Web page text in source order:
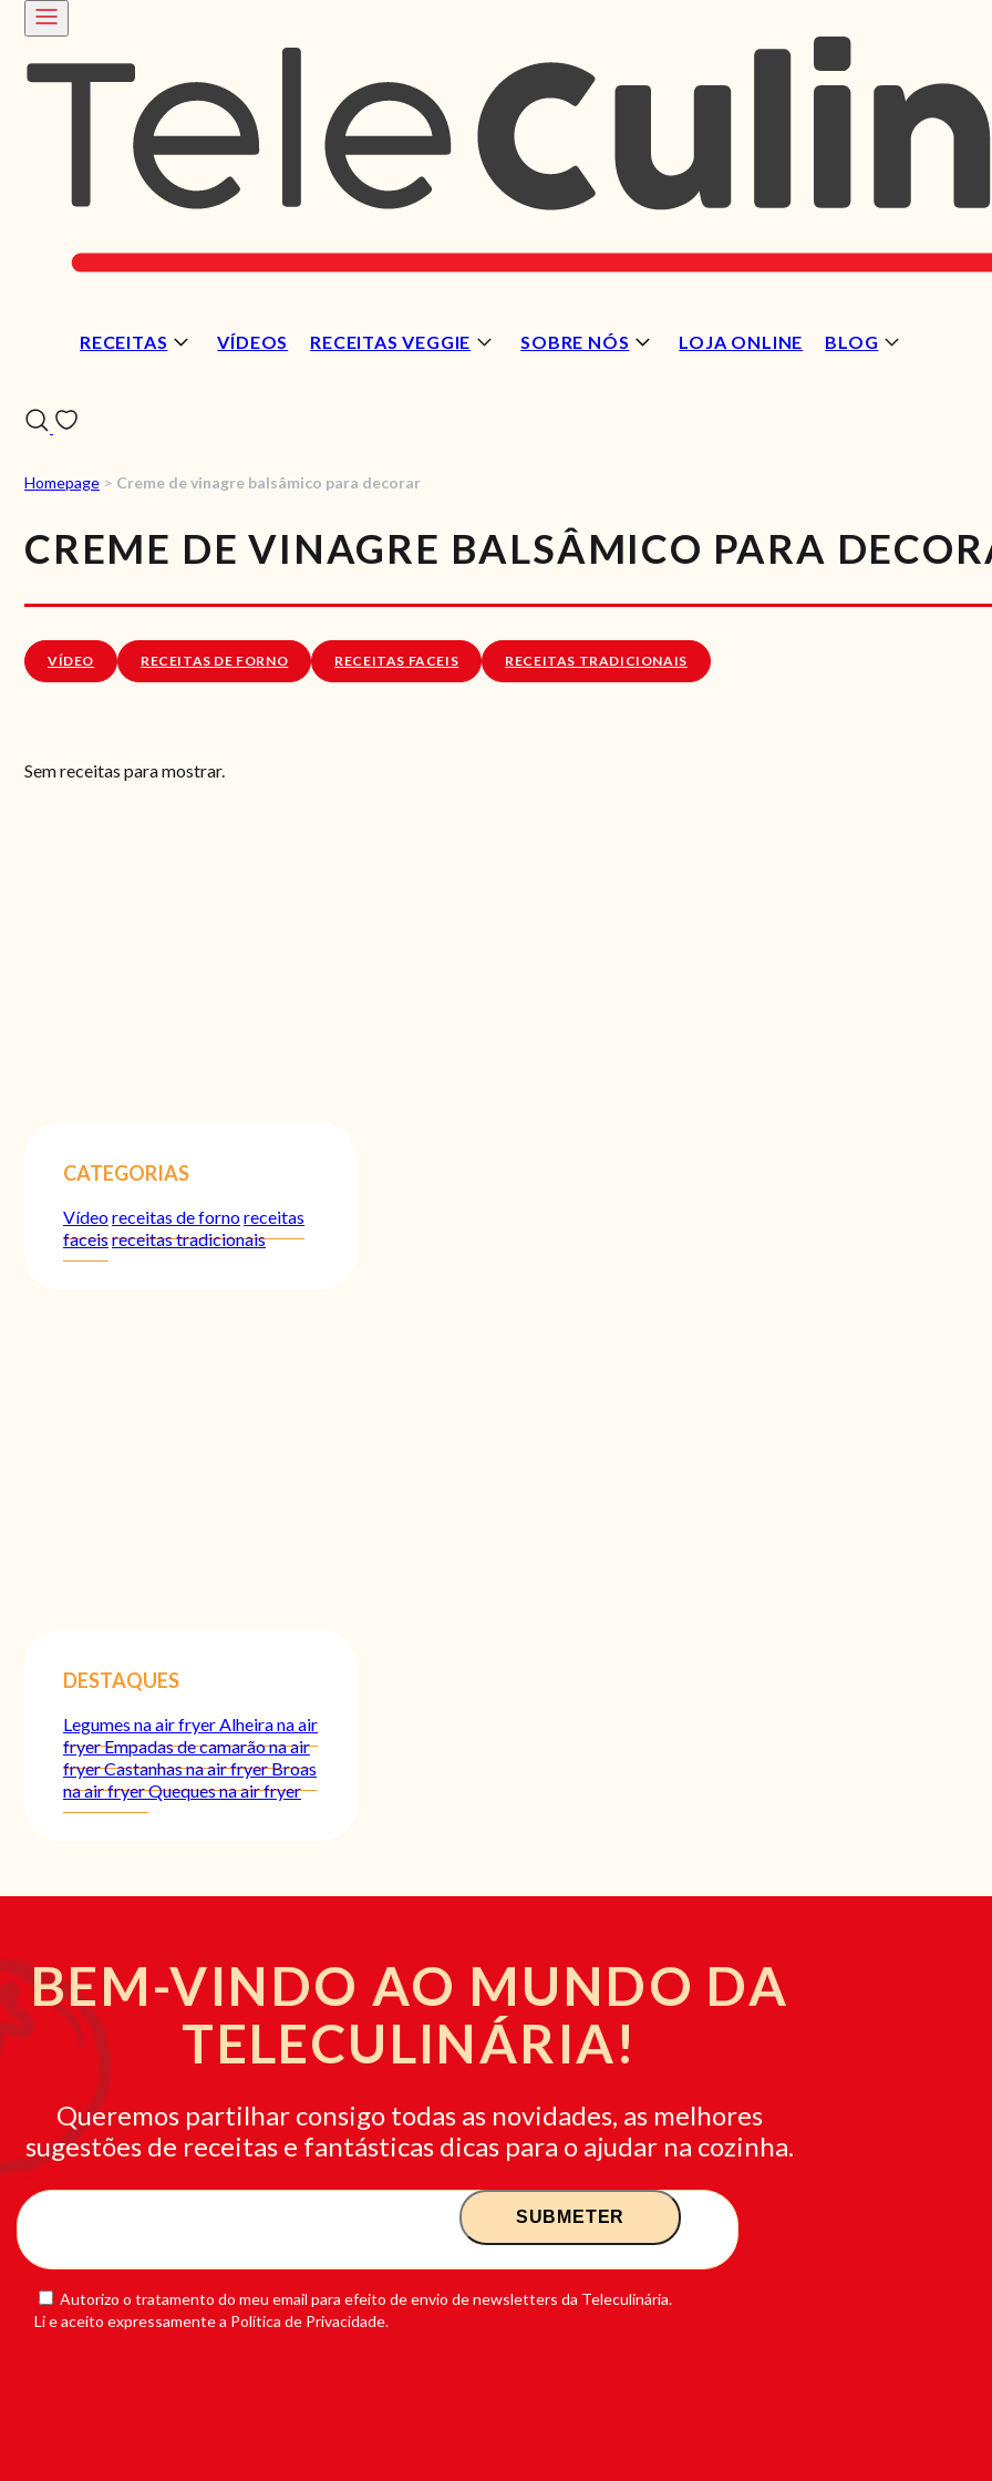
RECEITAS VÍDEOS RECEITAS VEGGIE SOBRE NÓS LOJA ONLINE BLOG
VÍDEOS
Homepage > Creme de vinagre balsâmico para decorar
CREME DE VINAGRE BALSÂMICO PARA
VÍDEO RECEITAS DE FORNO RECEITAS FACEIS RECEITAS TRADICIONAIS
Sem receitas para mostrar.
CATEGORIAS
Vídeoreceitas de fornoreceitas
faceisreceitas tradicionais
DESTAQUES
Legumes na air fryerAlheira na air
fryerEmpadas de camarão na air
fryerCastanhas na air fryerBroas
na air fryerQueques na air fryer
BEM-VINDO AO MUNDO DA
TELECULINÁRIA!
Queremos partilhar consigo todas as novidades, as melhores
sugestões de receitas e fantásticas dicas para o ajudar na cozinha.
Autorizo o tratamento do meu email para efeito de envio de newsletters da Teleculinária.
Li e aceito expressamente a Política de Privacidade.